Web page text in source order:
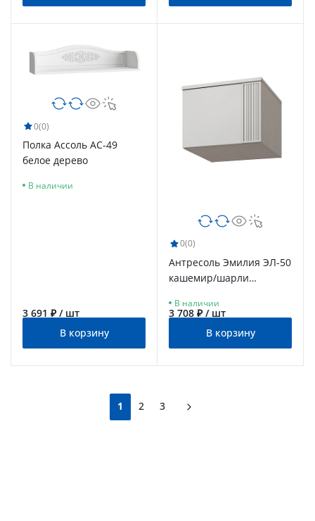
0(0)
Полка Ассоль АС-49
белое дерево
В наличии
3 691 ₽ / шт
В корзину
0(0)
Антресоль Эмилия ЭЛ-50
кашемир/шарли
В наличии
3 708 ₽ / шт
В корзину
1 2 3